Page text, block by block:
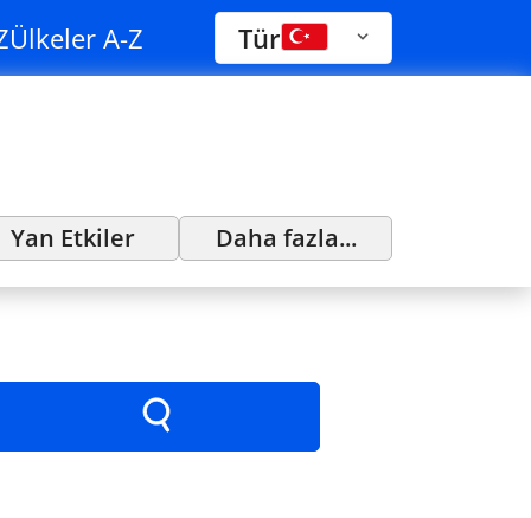
Ülkeler A-Z Tür
Yan Etkiler Daha fazla...